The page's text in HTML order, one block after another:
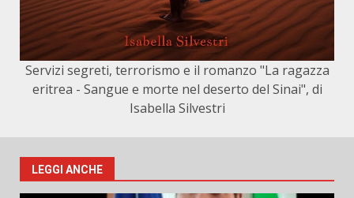
Servizi segreti, terrorismo e il romanzo "La ragazza
eritrea - Sangue e morte nel deserto del Sinai", di
Isabella Silvestri
LEGGI ANCHE